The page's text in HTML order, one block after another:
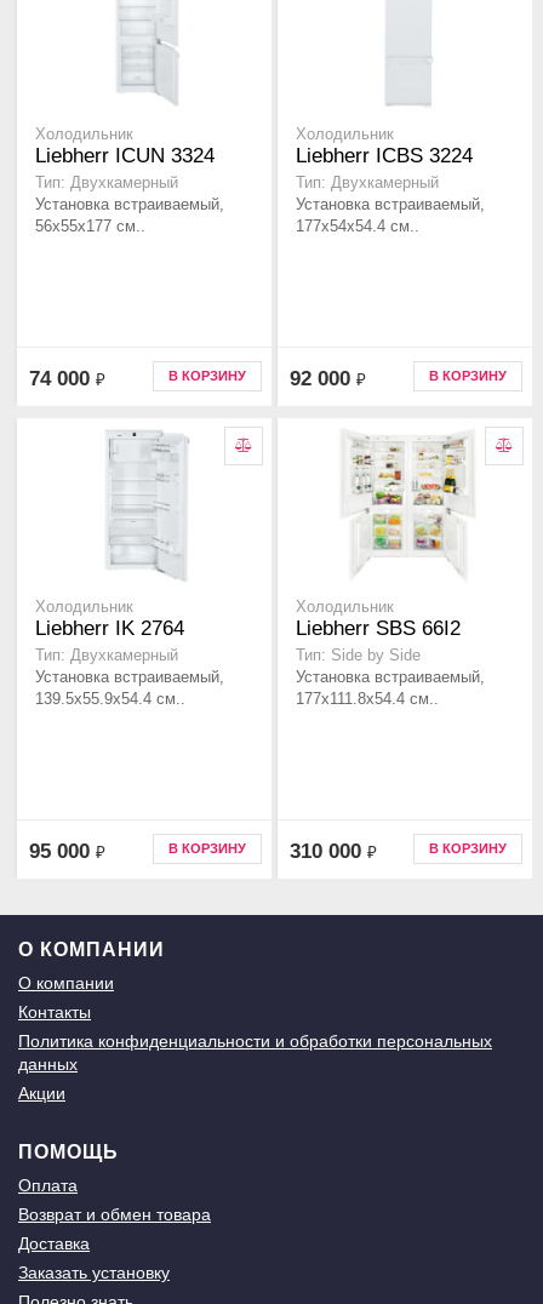
Холодильник
Liebherr ICUN 3324
Тип: Двухкамерный
Установка встраиваемый,
56x55x177 см..
74 000 ₽ В КОРЗИНУ
Холодильник
Liebherr ICBS 3224
Тип: Двухкамерный
Установка встраиваемый,
177x54x54.4 см..
92 000 ₽ В КОРЗИНУ
Холодильник
Liebherr IK 2764
Тип: Двухкамерный
Установка встраиваемый,
139.5x55.9x54.4 см..
95 000 ₽ В КОРЗИНУ
Холодильник
Liebherr SBS 66I2
Тип: Side by Side
Установка встраиваемый,
177x111.8x54.4 см..
310 000 ₽ В КОРЗИНУ
О КОМПАНИИ
О компании
Контакты
Политика конфиденциальности и обработки персональных
данных
Акции
ПОМОЩЬ
Оплата
Возврат и обмен товара
Доставка
Заказать установку